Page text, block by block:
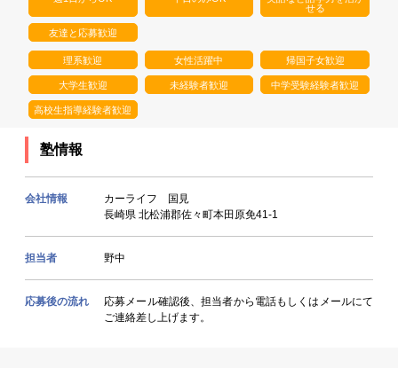
せる
友達と応募歓迎
理系歓迎 女性活躍中 帰国子女歓迎
大学生歓迎 未経験者歓迎 中学受験経験者歓迎
高校生指導経験者歓迎
塾情報
会社情報
カーライフ 国見
長崎県 北松浦郡佐々町本田原免41-1
担当者 野中
応募後の流れ
応募メール確認後、担当者から電話もしくはメールにて
ご連絡差し上げます。